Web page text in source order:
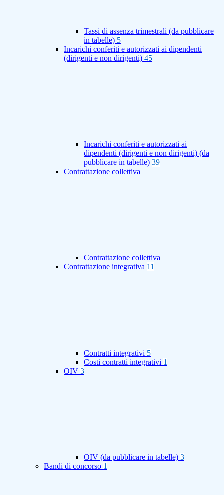
Tassi di assenza trimestrali (da pubblicare
in tabelle) 5
Incarichi conferiti e autorizzati ai dipendenti
(dirigenti e non dirigenti) 45
Incarichi conferiti e autorizzati ai
dipendenti (dirigenti e non dirigenti) (da
pubblicare in tabelle) 39
Contrattazione collettiva
Contrattazione collettiva
Contrattazione integrativa 11
Contratti integrativi 5
Costi contratti integrativi 1
OIV 3
OIV (da pubblicare in tabelle) 3
Bandi di concorso 1